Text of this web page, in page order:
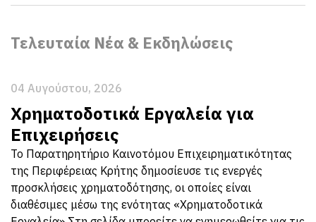
Τελευταία Νέα & Εκδηλώσεις
04 Αυγούστου, 2026
Χρηματοδοτικά Εργαλεία για
Επιχειρήσεις
Το Παρατηρητήριο Καινοτόμου Επιχειρηματικότητας
της Περιφέρειας Κρήτης δημοσίευσε τις ενεργές
προσκλήσεις χρηματοδότησης, οι οποίες είναι
διαθέσιμες μέσω της ενότητας «Χρηματοδοτικά